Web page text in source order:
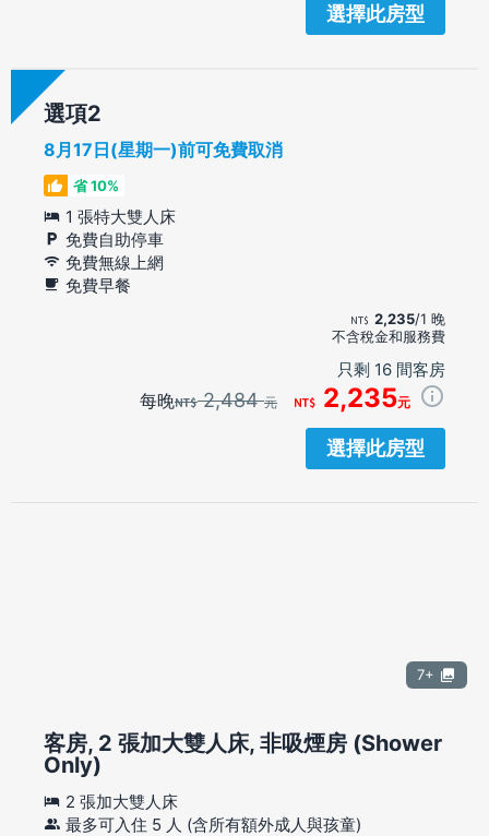
選擇此房型
選項
8月17日(星期一)前可免費取消
省 10%
1 張特大雙人床
免費自助停車
免費無線上網
免費早餐
2,235/1 晚
不含稅金和服務費
只剩 16 間客房
每晚 2,484元 2,235元
選擇此房型
7+
客房, 2 張加大雙人床, 非吸煙房 (Shower
Only)
2 張加大雙人床
最多可入住 5 人 (含所有額外成人與孩童)